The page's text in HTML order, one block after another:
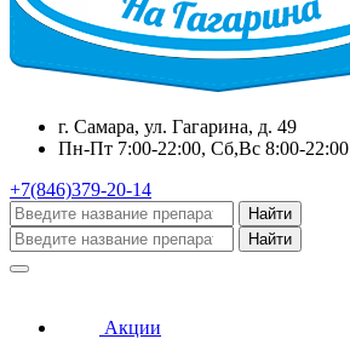
г. Самара, ул. Гагарина, д. 49
Пн-Пт 7:00-22:00, Сб,Вс 8:00-22:00
+7(846)379-20-14
Найти
Найти
Акции